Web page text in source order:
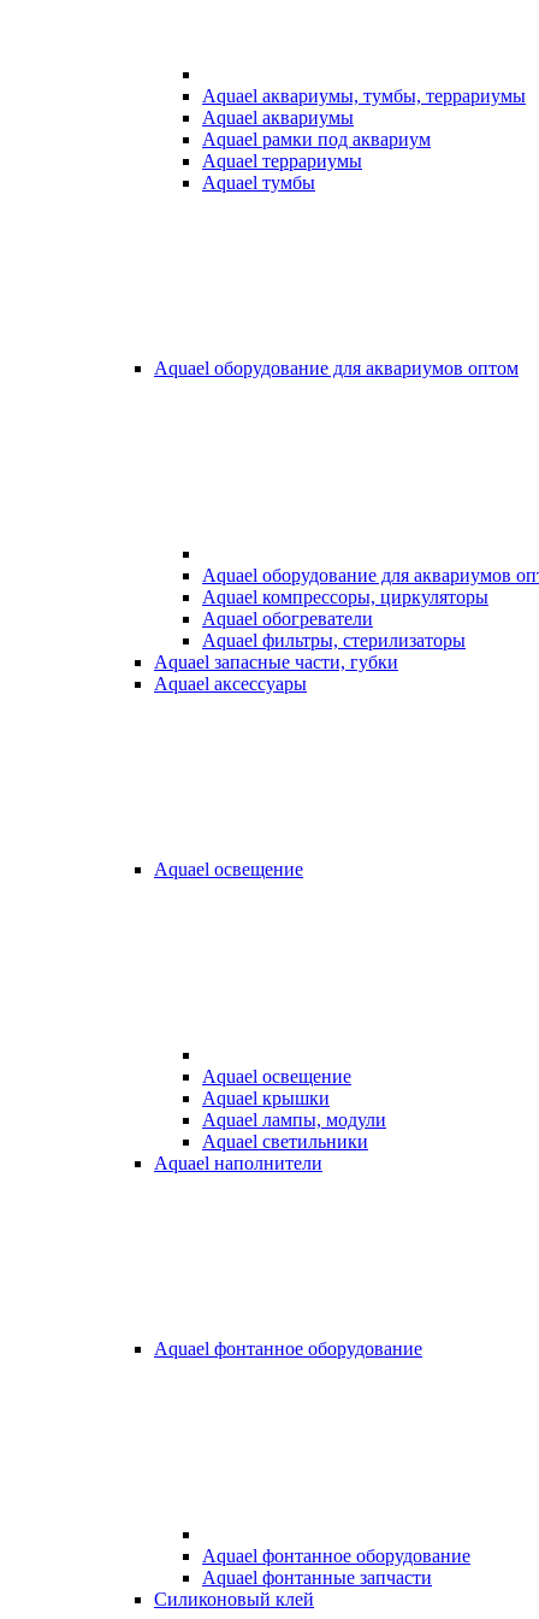
Aquael аквариумы, тумбы, террариумы
Aquael аквариумы
Aquael рамки под аквариум
Aquael террариумы
Aquael тумбы
Aquael оборудование для аквариумов оптом
Aquael оборудование для аквариумов
Aquael компрессоры, циркуляторы
Aquael обогреватели
Aquael фильтры, стерилизаторы
Aquael запасные части, губки
Aquael аксессуары
Aquael освещение
Aquael освещение
Aquael крышки
Aquael лампы, модули
Aquael светильники
Aquael наполнители
Aquael фонтанное оборудование
Aquael фонтанное оборудование
Aquael фонтанные запчасти
Силиконовый клей